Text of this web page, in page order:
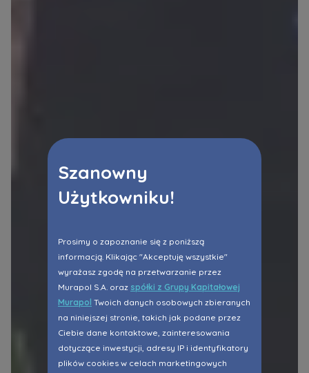
Szanowny
Użytkowniku!
Prosimy o zapoznanie się z poniższą
informacją. Klikając "Akceptuję wszystkie"
wyrażasz zgodę na przetwarzanie przez
Murapol S.A. oraz spółki z Grupy Kapitałowej
Murapol Twoich danych osobowych zbieranych
na niniejszej stronie, takich jak podane przez
Ciebie dane kontaktowe, zainteresowania
dotyczące inwestycji, adresy IP i identyfikatory
plików cookies w celach marketingowych